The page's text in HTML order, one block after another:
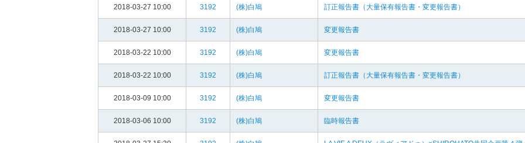
2018-03-27 10:00 3192 (株)白鳩 訂正報告書（大量保有報告書・変更報告書）
2018-03-27 10:00 3192 (株)白鳩 変更報告書
2018-03-22 10:00 3192 (株)白鳩 変更報告書
2018-03-22 10:00 3192 (株)白鳩 訂正報告書（大量保有報告書・変更報告書）
2018-03-09 10:00 3192 (株)白鳩 変更報告書
2018-03-06 10:00 3192 (株)白鳩 臨時報告書